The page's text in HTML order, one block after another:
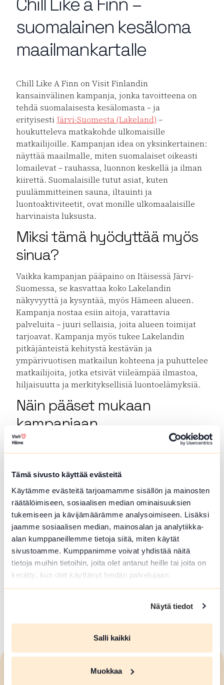
Tämä sivusto käyttää evästeitä
Käytämme evästeitä tarjoamamme sisällön ja mainosten
räätälöimiseen, sosiaalisen median ominaisuuksien
tukemiseen ja kävijämäärämme analysoimiseen. Lisäksi
jaamme sosiaalisen median, mainosalan ja analytiikka-
alan kumppaneillemme tietoja siitä, miten käytät
sivustoamme. Kumppanimme voivat yhdistää näitä
tietoja muihin tietoihin, joita olet antanut heille tai joita on
kerätty, kun olet käyttänyt heidän palvelujaan.
Näytä tiedot
Salli kaikki
Muokkaa
suomalainen kesäloma
maailmankartalle
Chill Like A Finn on Visit Finlandin
kansainvälinen kampanja, jonka tavoitteena on
tehdä suomalaisesta kesälomasta – ja
erityisesti Järvi-Suomesta (Lakeland) –
houkutteleva matkakohde ulkomaisille
matkailijoille. Kampanjan idea on yksinkertainen:
näyttää maailmalle, miten suomalaiset oikeasti
lomailevat – rauhassa, luonnon keskellä ja ilman
kiirettä. Suomalaisille tutut asiat, kuten
puulämmitteinen sauna, iltauinti ja
luontoaktiviteetit, ovat monille ulkomaalaisille
harvinaista luksusta.
Miksi tämä hyödyttää myös
sinua?
Vaikka kampanjan pääpaino on Itäisessä Järvi-
Suomessa, se kasvattaa koko Lakelandin
näkyvyyttä ja kysyntää, myös Hämeen alueen.
Kampanja nostaa esiin aitoja, varattavia
palveluita – juuri sellaisia, joita alueen toimijat
tarjoavat. Kampanja myös tukee Lakelandin
pitkäjänteistä kehitystä kestävän ja
ympärivuotisen matkailun kohteena ja puhuttelee
matkailijoita, jotka etsivät viileämpää ilmastoa,
hiljaisuutta ja merkityksellisiä luontoelämyksiä.
Näin pääset mukaan
kampanjaan
Käytä englanninkielisissä sisällöissä sanaa
Lakeland – erityisesti somessa ja
Lisää hashtag #ChillLikeAFinn
Kun kerrot markkinoinnissasi, että palvelusi tai
kohteesi tarjoaa suomalaisen, autenttisen
kesälomakokemuksen, olet jo mukana
kampanjassa. Jokainen julkaisu vahvistaa
Lakelandin brändiä, lisää alueen vetovoimaa ja
tuo matkailijat lähemmäs juuri sinun palveluitasi.
Sivu avautuu uudessa ikkunassa
Päivitetty viimeksi 11.3.2026
Häme